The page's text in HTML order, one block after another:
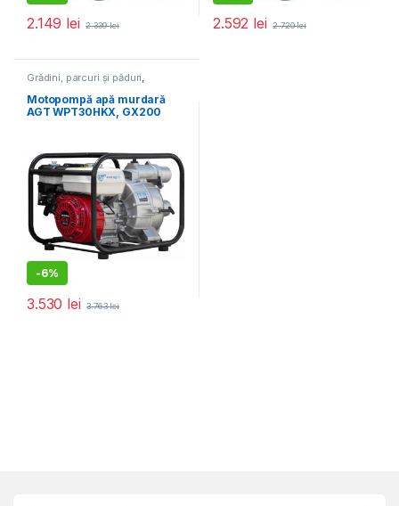
2.149 lei 2.339lei 2.592 lei 2.720lei
Grădini, parcuri și păduri
Motopompe
Motopompă apă murdară
AGT WPT30HKX, GX200
-6%
3.530 lei 3.763lei